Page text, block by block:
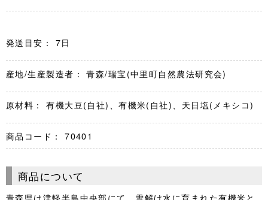
発送目安： 7日
産地/生産製造者： 青森/瑞宝(中里町自然農法研究会)
原材料： 有機大豆(自社)、有機米(自社)、天日塩(メキシコ)
商品コード： 70401
商品について
青森県は津軽半島中央部にて、雪解け水に育まれた有機米と